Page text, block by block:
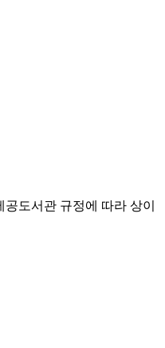
도서관 규정에 따라 상이